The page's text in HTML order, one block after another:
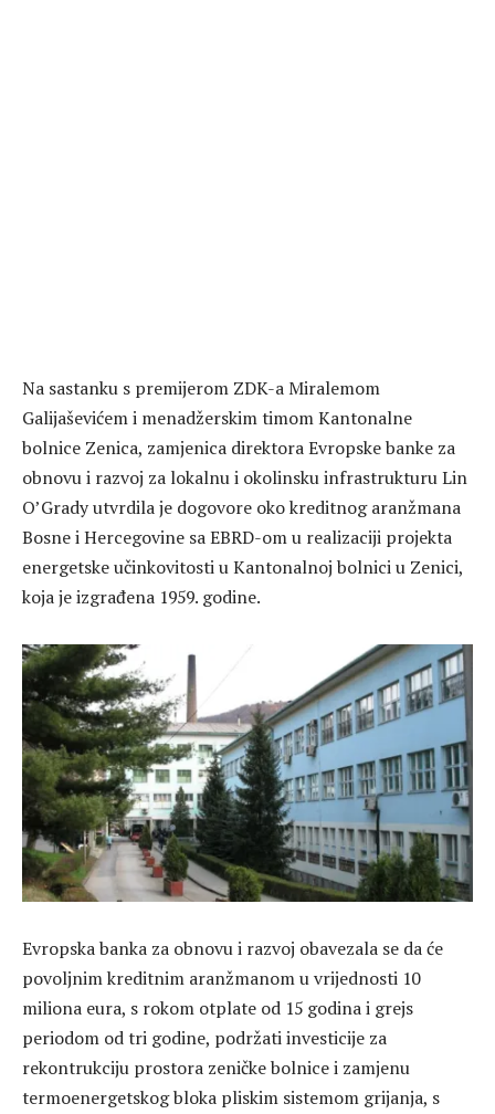
Na sastanku s premijerom ZDK-a Miralemom
Galijaševićem i menadžerskim timom Kantonalne
bolnice Zenica, zamjenica direktora Evropske banke za
obnovu i razvoj za lokalnu i okolinsku infrastrukturu Lin
O’Grady utvrdila je dogovore oko kreditnog aranžmana
Bosne i Hercegovine sa EBRD-om u realizaciji projekta
energetske učinkovitosti u Kantonalnoj bolnici u Zenici,
koja je izgrađena 1959. godine.
Evropska banka za obnovu i razvoj obavezala se da će
povoljnim kreditnim aranžmanom u vrijednosti 10
miliona eura, s rokom otplate od 15 godina i grejs
periodom od tri godine, podržati investicije za
rekontrukciju prostora zeničke bolnice i zamjenu
termoenergetskog bloka pliskim sistemom grijanja, s